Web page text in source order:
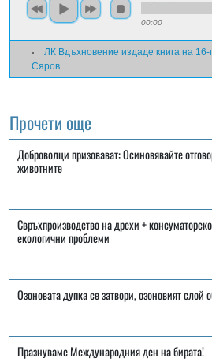
00:00
ЛК Вдъхновение издаде книга на
Сяров
Прочети още
Доброволци призовават: Осиновявайте
животните
Свръхпроизводство на дрехи +
екологични проблеми
Озоновата дупка се затвори, озоновият слой
Празнуваме Международния ден на бирата!